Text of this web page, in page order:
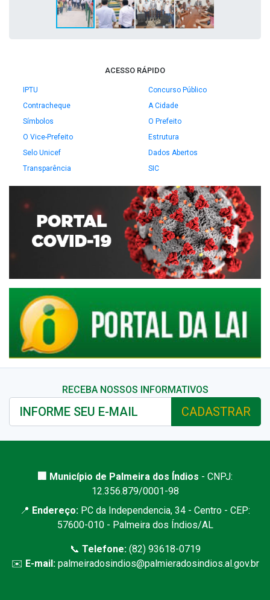
ACESSO RÁPIDO
IPTU
Concurso Público
Contracheque
A Cidade
Símbolos
O Prefeito
O Vice-Prefeito
Estrutura
Selo Unicef
Dados Abertos
Transparência
SIC
RECEBA NOSSOS INFORMATIVOS
CADASTRAR
🏢 Município de Palmeira dos Índios - CNPJ:
12.356.879/0001-98
📍 Endereço: PC da Independencia, 34 - Centro - CEP:
57600-010 - Palmeira dos Índios/AL
📞 Telefone:(82) 93618-0719
✉️ E-mail: palmeiradosindios@palmieradosindios.al.gov.br